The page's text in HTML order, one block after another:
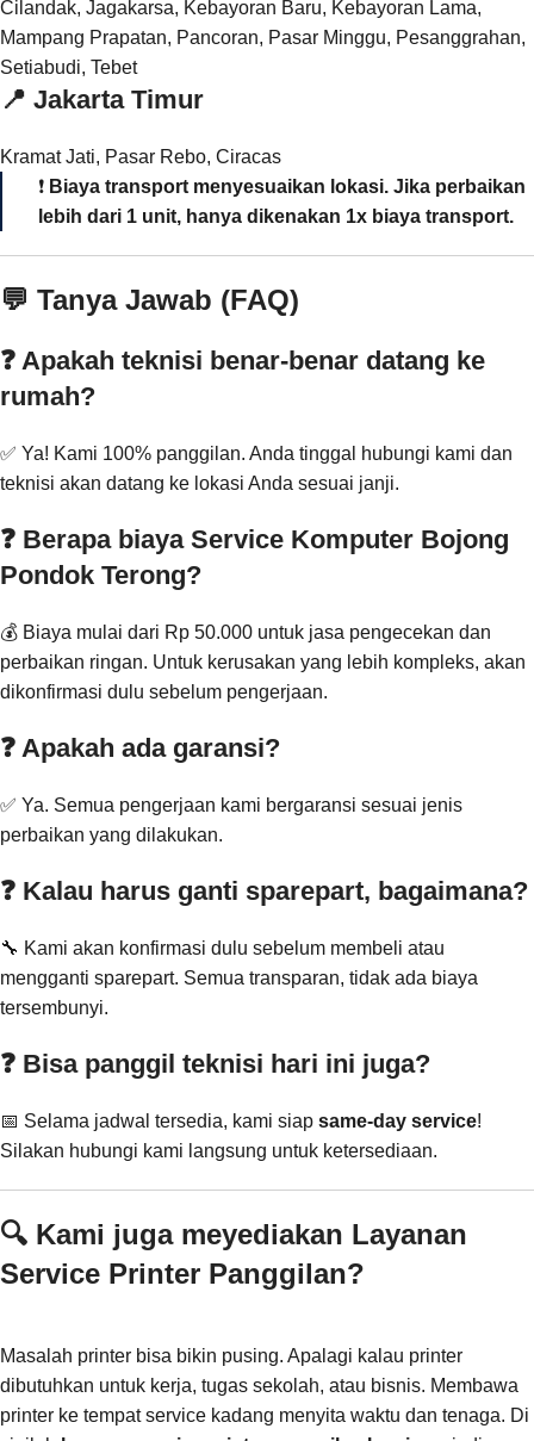
Cilandak, Jagakarsa, Kebayoran Baru, Kebayoran Lama,
Mampang Prapatan, Pancoran, Pasar Minggu, Pesanggrahan,
Setiabudi, Tebet
📍 Jakarta Timur
Kramat Jati, Pasar Rebo, Ciracas
❗ Biaya transport menyesuaikan lokasi. Jika perbaikan
lebih dari 1 unit, hanya dikenakan 1x biaya transport.
💬 Tanya Jawab (FAQ)
❓ Apakah teknisi benar-benar datang ke
rumah?
✅ Ya! Kami 100% panggilan. Anda tinggal hubungi kami dan
teknisi akan datang ke lokasi Anda sesuai janji.
❓ Berapa biaya Service Komputer Bojong
Pondok Terong?
💰 Biaya mulai dari Rp 50.000 untuk jasa pengecekan dan
perbaikan ringan. Untuk kerusakan yang lebih kompleks, akan
dikonfirmasi dulu sebelum pengerjaan.
❓ Apakah ada garansi?
✅ Ya. Semua pengerjaan kami bergaransi sesuai jenis
perbaikan yang dilakukan.
❓ Kalau harus ganti sparepart, bagaimana?
🔧 Kami akan konfirmasi dulu sebelum membeli atau
mengganti sparepart. Semua transparan, tidak ada biaya
tersembunyi.
❓ Bisa panggil teknisi hari ini juga?
📅 Selama jadwal tersedia, kami siap same-day service!
Silakan hubungi kami langsung untuk ketersediaan.
🔍 Kami juga meyediakan Layanan
Service Printer Panggilan?
Masalah printer bisa bikin pusing. Apalagi kalau printer
dibutuhkan untuk kerja, tugas sekolah, atau bisnis. Membawa
printer ke tempat service kadang menyita waktu dan tenaga. Di